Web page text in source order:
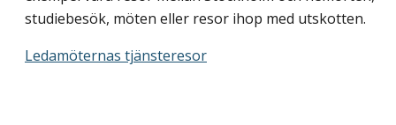
studiebesök, möten eller resor ihop med utskotten.
Ledamöternas tjänsteresor